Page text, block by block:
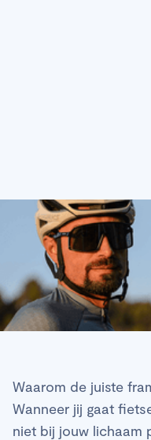
Waarom de juiste
Wanneer jij gaat
niet bij jouw lichaam